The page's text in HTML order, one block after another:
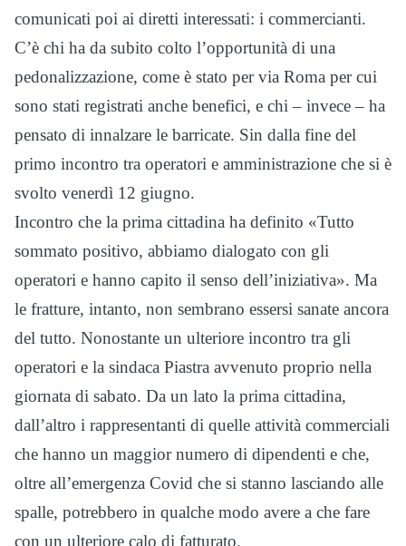
comunicati poi ai diretti interessati: i commercianti.
C’è chi ha da subito colto l’opportunità di una
pedonalizzazione, come è stato per via Roma per cui
sono stati registrati anche benefici, e chi – invece – ha
pensato di innalzare le barricate. Sin dalla fine del
primo incontro tra operatori e amministrazione che si è
svolto venerdì 12 giugno.
Incontro che la prima cittadina ha definito «Tutto
sommato positivo, abbiamo dialogato con gli
operatori e hanno capito il senso dell’iniziativa». Ma
le fratture, intanto, non sembrano essersi sanate ancora
del tutto. Nonostante un ulteriore incontro tra gli
operatori e la sindaca Piastra avvenuto proprio nella
giornata di sabato. Da un lato la prima cittadina,
dall’altro i rappresentanti di quelle attività commerciali
che hanno un maggior numero di dipendenti e che,
oltre all’emergenza Covid che si stanno lasciando alle
spalle, potrebbero in qualche modo avere a che fare
con un ulteriore calo di fatturato.